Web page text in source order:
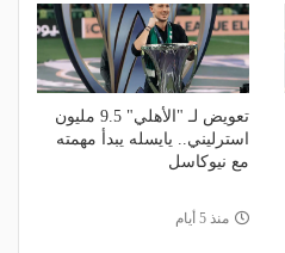
تعويض لـ "الأهلي" 9.5 مليون
استرليني.. يايسله يبدأ مهمته
مع نيوكاسل
منذ 5 أيام